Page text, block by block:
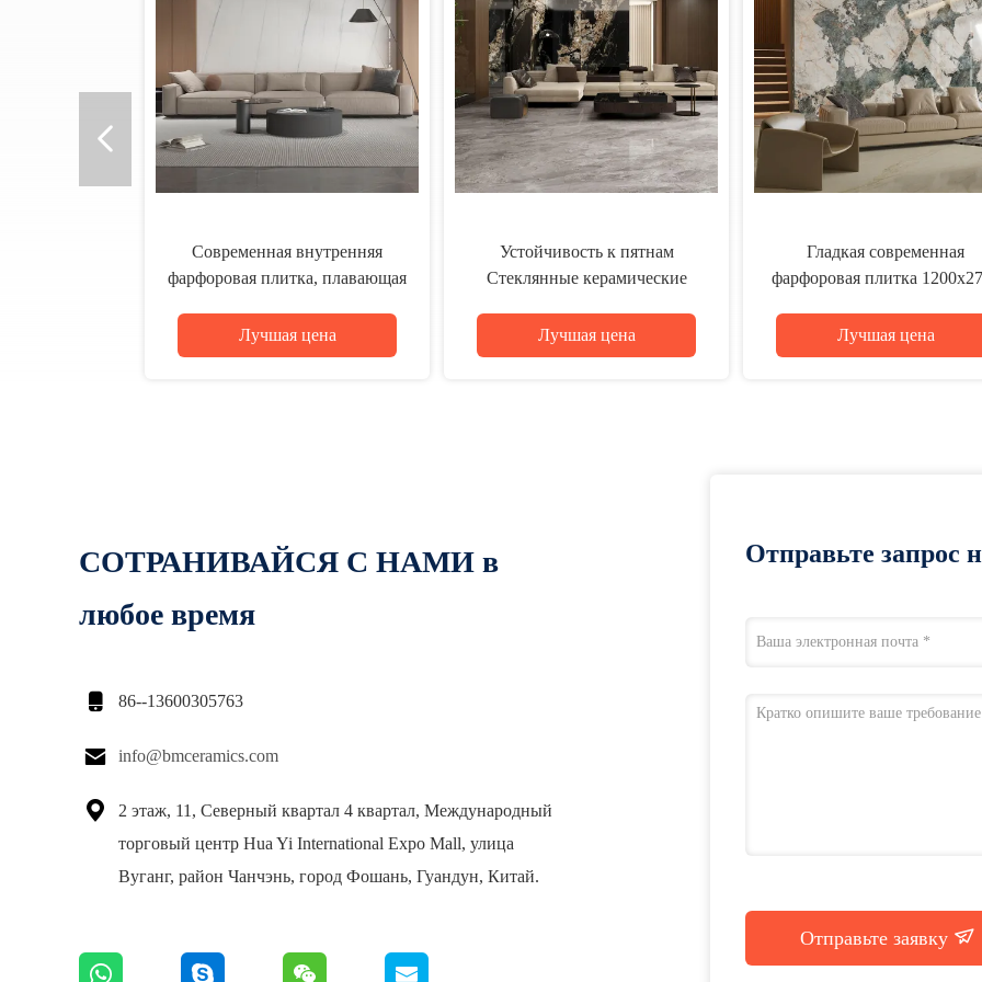
Порцелановая плитка 600x1200
мм современная порцелановая
современных архитектурных
стен и полов
Полированная отделка
современной фарфоровой
толщина прочный стильный
напольный раствор для
Лучшая цена
Современные плитки для
ванной длительные и
практические решения для
современных ванных
Лучшая цена
СОТРАНИВАЙСЯ С НАМИ в
любое время
 86--13600305763
 info@bmceramics.com

2 этаж, 11, Северный квартал 4 квартал, Международный
торговый центр Hua Yi International Expo Mall, улица
Вуганг, район Чанчэнь, город Фошань, Гуандун, Китай.
Отправьте запрос
Отправьте заявку